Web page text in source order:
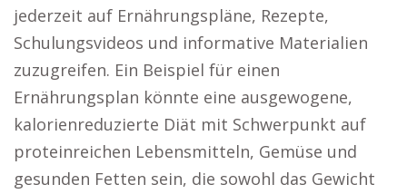
jederzeit auf Ernährungspläne, Rezepte,
Schulungsvideos und informative Materialien
zuzugreifen. Ein Beispiel für einen
Ernährungsplan könnte eine ausgewogene,
kalorienreduzierte Diät mit Schwerpunkt auf
proteinreichen Lebensmitteln, Gemüse und
gesunden Fetten sein, die sowohl das Gewicht